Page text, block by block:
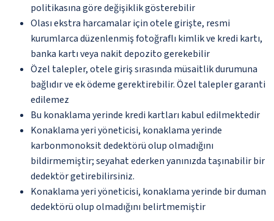
politikasına göre değişiklik gösterebilir
Olası ekstra harcamalar için otele girişte, resmi
kurumlarca düzenlenmiş fotoğraflı kimlik ve kredi kartı,
banka kartı veya nakit depozito gerekebilir
Özel talepler, otele giriş sırasında müsaitlik durumuna
bağlıdır ve ek ödeme gerektirebilir. Özel talepler garanti
edilemez
Bu konaklama yerinde kredi kartları kabul edilmektedir
Konaklama yeri yöneticisi, konaklama yerinde
karbonmonoksit dedektörü olup olmadığını
bildirmemiştir; seyahat ederken yanınızda taşınabilir bir
dedektör getirebilirsiniz.
Konaklama yeri yöneticisi, konaklama yerinde bir duman
dedektörü olup olmadığını belirtmemiştir